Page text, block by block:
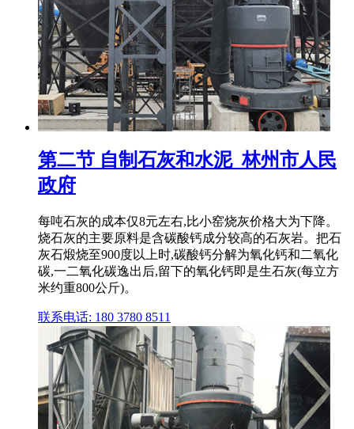
第二节 自制石灰和水泥_林州市人民
政府
每吨石灰的成本仅8元左右,比小窑烧灰价格大为下降。
烧石灰的主要原料是含碳酸钙成分较高的石灰岩。把石
灰石煅烧至900度以上时,碳酸钙分解为氧化钙和二氧化
碳,一二氧化碳逸出后,留下的氧化钙即是生石灰(每立方
米约重800公斤)。
联系电话: 180 3780 8511